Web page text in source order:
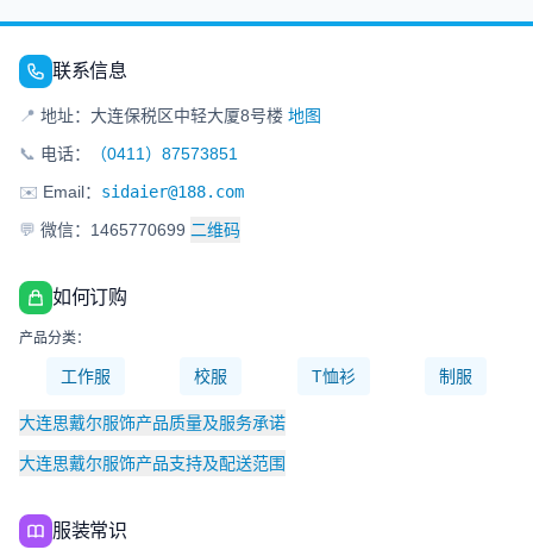
联系信息
📍 地址：大连保税区中轻大厦8号楼 地图
📞 电话：
（0411）87573851
✉️ Email： sidaier@188.com
💬 微信：1465770699 二维码
如何订购
产品分类：
工作服 校服 T恤衫 制服
大连思戴尔服饰产品质量及服务承诺
大连思戴尔服饰产品支持及配送范围
服装常识